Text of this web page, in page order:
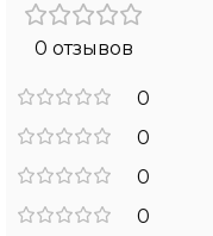
0 отзывов
0
0
0
0